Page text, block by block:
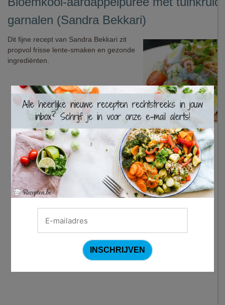
garnalen (Sandra Bekkari)
Dit fijne recept van Sandra Bekkari zit
propvol frisse lente-smaken en gezonde
ingrediënten.
×